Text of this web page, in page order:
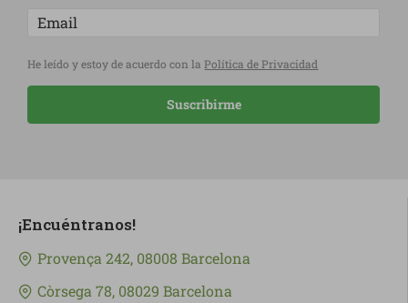
He leído y estoy de acuerdo con la Política de Privacidad
Suscribirme
¡Encuéntranos!
Provença 242, 08008 Barcelona
Còrsega 78, 08029 Barcelona